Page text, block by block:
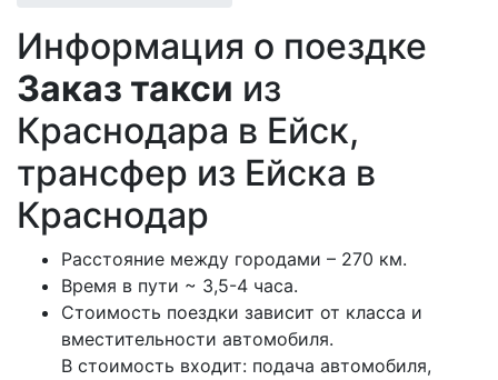
Информация о поездке
Заказ такси из
Краснодара в Ейск,
трансфер из Ейска в
Краснодар
Расстояние между городами – 270 км.
Время в пути ~ 3,5-4 часа.
Стоимость поездки зависит от класса и
вместительности автомобиля.
В стоимость входит: подача автомобиля,